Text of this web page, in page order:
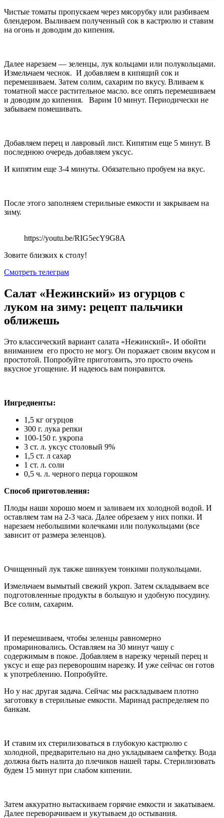
Чистые томаты пропускаем через мясорубку или разбиваем
блендером. Выливаем полученный сок в кастрюлю и ставим
на огонь и доводим до кипения.
Далее нарезаем — зеленцы, лук кольцами или полукольцами.
Измельчаем чеснок. И добавляем в кипящий сок и
перемешиваем. Затем солим, сахарим по вкусу. Вливаем к
томатной массе растительное масло. все опять перемешиваем
и доводим до кипения. Варим 10 минут. Периодически не
забываем помешивать.
Добавляем перец и лавровый лист. Кипятим еще 5 минут. В
последнюю очередь добавляем уксус.
И кипятим еще 3-4 минуты. Обязательно пробуем на вкус.
После этого заполняем стерильные емкости и закрываем на
зиму.
https://youtu.be/RIG5ecY9G8A
Зовите близких к столу!
Смотреть телеграм
Салат «Нежинский» из огурцов с
луком на зиму: рецепт пальчики
оближешь
Это классический вариант салата «Нежинский». И обойти
вниманием его просто не могу. Он поражает своим вкусом и
простотой. Попробуйте приготовить, это просто очень
вкусное угощение. И надеюсь вам понравится.
Ингредиенты:
1,5 кг огурцов
300 г. лука репки
100-150 г. укропа
3 ст. л. уксус столовый 9%
1,5 ст. л сахар
1 ст. л. соли
0,5 ч. л. черного перца горошком
Способ приготовления:
Плоды наши хорошо моем и заливаем их холодной водой. И
оставляем там на 2-3 часа. Далее обрезаем у них попки. И
нарезаем небольшими колечками или полукольцами (все
зависит от размера зеленцов).
Очищенный лук также шинкуем тонкими полукольцами.
Измельчаем вымытый свежий укроп. Затем складываем все
подготовленные продукты в большую и удобную посудину.
Все солим, сахарим.
И перемешиваем, чтобы зеленцы равномерно
промариновались. Оставляем на 30 минут чашу с
содержимым в покое. Добавляем в нарезку черный перец и
уксус и еще раз переворошим нарезку. И уже сейчас он готов
к употреблению. Попробуйте.
Но у нас другая задача. Сейчас мы раскладываем плотно
заготовку в стерильные емкости. Маринад распределяем по
банкам.
И ставим их стерилизоваться в глубокую кастрюлю с
холодной, предварительно на дно укладываем салфетку. Вода
должна быть налита до плечиков нашей тары. Стерилизовать
будем 15 минут при слабом кипении.
Затем аккуратно вытаскиваем горячие емкости и закатываем.
Далее переворачиваем и укутываем до остывания.